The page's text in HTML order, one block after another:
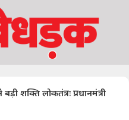
शक्ति लोकतंत्रः प्रधानमंत्री